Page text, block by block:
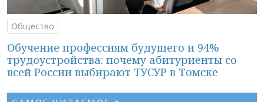
Общество
Обучение профессиям будущего и 94%
трудоустройства: почему абитуриенты со
всей России выбирают ТУСУР в Томске